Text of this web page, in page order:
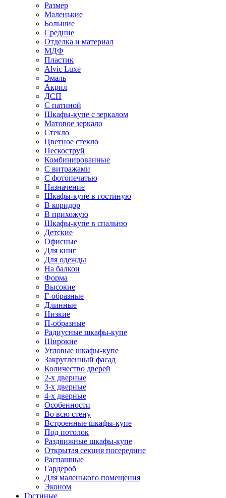
Размер
Маленькие
Большие
Средние
Отделка и материал
МДФ
Пластик
Alvic Luxe
Эмаль
Акрил
ДСП
С патиной
Шкафы-купе с зеркалом
Матовое зеркало
Стекло
Цветное стекло
Пескоструй
Комбинированные
С витражами
С фотопечатью
Назначение
Шкафы-купе в гостиную
В коридор
В прихожую
Шкафы-купе в спальню
Детские
Офисные
Для книг
Для одежды
На балкон
Форма
Высокие
Г-образные
Длинные
Низкие
П-образные
Радиусные шкафы-купе
Широкие
Угловые шкафы-купе
Закругленный фасад
Количество дверей
2-х дверные
3-х дверные
4-х дверные
Особенности
Во всю стену
Встроенные шкафы-купе
Под потолок
Раздвижные шкафы-купе
Открытая секция посередине
Распашные
Гардероб
Для маленького помещения
Эконом
Гостиные